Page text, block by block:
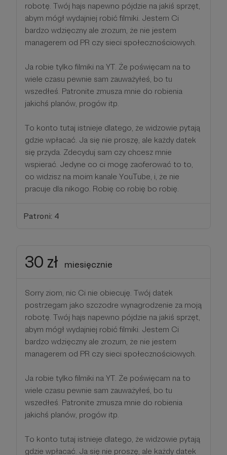
robotę. Twój hajs napewno pójdzie na jakiś sprzęt,
abym mógł wydajniej robić filmiki. Jestem Ci
bardzo wdzięczny ale zrozum, że nie jestem
managerem od PR czy sieci społecznościowych.
Ja robie tylko filmiki na YT. Że poświęcam na to
wiele czasu pewnie sam zauważyłeś, bo tu
wszedłeś. Patronite zmusza mnie do robienia
jakichś planów, progów itp.
To konto tutaj istnieje dlatego, że widzowie pytają
gdzie wpłacać. Ja się nie proszę, ale każdy datek
się przyda. Zdecyduj sam czy chcesz mnie
wspierać. Jedyne co ci mogę zaoferować to to,
co widzisz na moim kanale YouTube, i, że nie
pracuje dla nikogo. Robię co robię bo robię.
Patroni: 4
30 zł miesięcznie
Sorry ziom, nic Ci nie obiecuję. Twój datek
postrzegam jako szczodre wynagrodzenie za moją
robotę. Twój hajs napewno pójdzie na jakiś sprzęt,
abym mógł wydajniej robić filmiki. Jestem Ci
bardzo wdzięczny ale zrozum, że nie jestem
managerem od PR czy sieci społecznościowych.
Ja robie tylko filmiki na YT. Że poświęcam na to
wiele czasu pewnie sam zauważyłeś, bo tu
wszedłeś. Patronite zmusza mnie do robienia
jakichś planów, progów itp.
To konto tutaj istnieje dlatego, że widzowie pytają
gdzie wpłacać. Ja się nie proszę, ale każdy datek